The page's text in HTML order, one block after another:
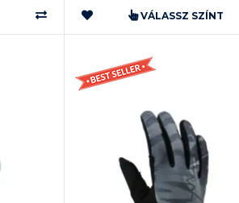
VÁLASSZ SZÍNT